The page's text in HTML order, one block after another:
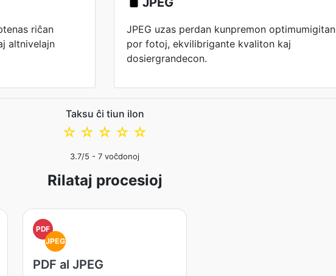
riĉan
altnivelajn
JPEG uzas perdan kunpremon optimumigitan
por fotoj, ekvilibrigante kvaliton kaj
dosiergrandecon.
Taksu ĉi tiun ilon
☆
☆
☆
☆
☆
3.7/5 - 7 voĉdonoj
Rilataj procesioj
PDF
JPEG
PDF al JPEG